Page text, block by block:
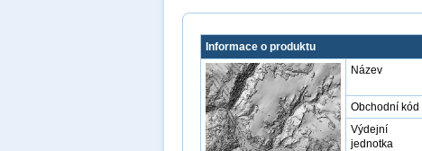
Informace o produktu
Název
Obchodní kód
Výdejní
jednotka